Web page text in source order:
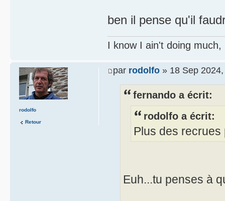
ben il pense qu'il
I know I ain't doing
par rodolfo » 18 Sep
fernando a écrit:
rodolfo a écrit:
Plus des
Euh...tu penses à
rodolfo
Retour